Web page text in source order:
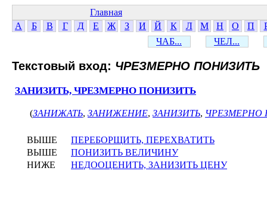
Главная
А
Б В Г Д Е Ж З И Й К Л М Н О П
ЧАБ...
ЧЕЛ...
Текстовый вход: ЧРЕЗМЕРНО ПОНИЗИТЬ
ЗАНИЗИТЬ, ЧРЕЗМЕРНО ПОНИЗИТЬ
(ЗАНИЖАТЬ, ЗАНИЖЕНИЕ, ЗАНИЗИТЬ, ЧРЕЗМЕРНО
ВЫШЕ
ПЕРЕБОРЩИТЬ, ПЕРЕХВАТИТЬ
ВЫШЕ
ПОНИЗИТЬ ВЕЛИЧИНУ
НИЖЕ
НЕДООЦЕНИТЬ, ЗАНИЗИТЬ ЦЕНУ